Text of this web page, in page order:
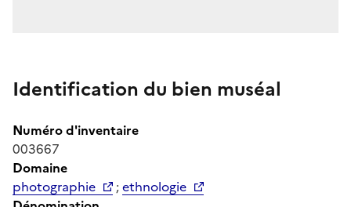
Identification du bien muséal
Numéro d'inventaire
003667
Domaine
photographie
;ethnologie